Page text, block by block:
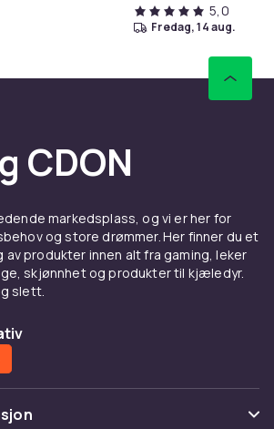
5,0
fredag, 14 aug.
CDON
markedsplass, og vi er her for
og store drømmer. Her finner du et
produkter innen alt fra gaming, leker
skjønnhet og produkter til kjæledyr.
slett.